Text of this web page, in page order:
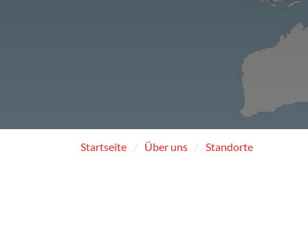
Startseite Über uns Standorte